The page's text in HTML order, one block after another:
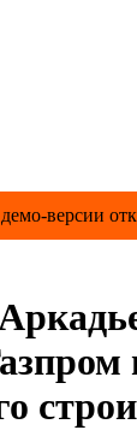
версии